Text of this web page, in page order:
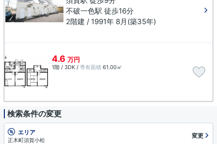
不破一色駅 徒歩16分
2階建 / 1991年 8月(築35年)
4.6 万円
1階 / 3DK / 専有面積 61.00㎡
検索条件の変更
エリア
正木町須賀小松
変更